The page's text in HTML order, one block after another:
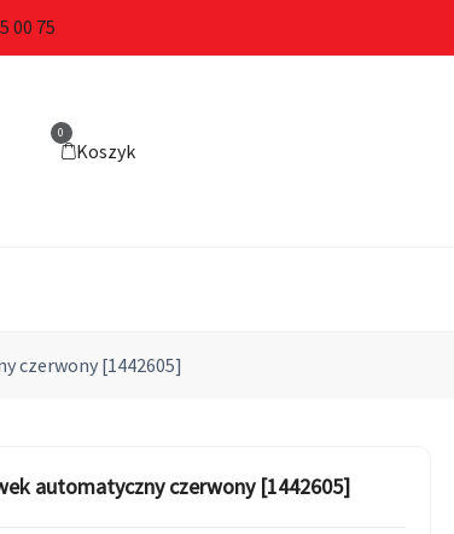
00 75
0
Koszyk
czerwony [1442605]
automatyczny czerwony [1442605]